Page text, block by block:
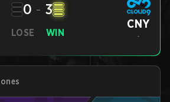
LOSE
0 - 3
WIN
CNY
-